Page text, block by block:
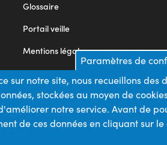
Glossaire
Portail veille
Mentions légales
Appels d'offres
Plan du site
Paramètres de
sur notre site, nous recueillons des
stockées au moyen de
notre service. Avant de
de ces données en cliquant sur le